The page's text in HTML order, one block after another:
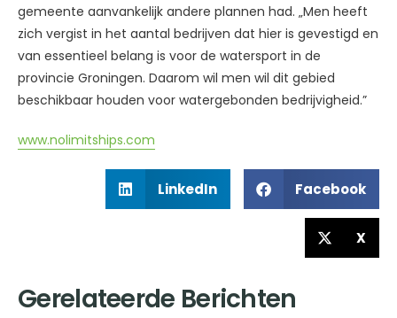
gemeente aanvankelijk andere plannen had. „Men heeft
zich vergist in het aantal bedrijven dat hier is gevestigd en
van essentieel belang is voor de watersport in de
provincie Groningen. Daarom wil men wil dit gebied
beschikbaar houden voor watergebonden bedrijvigheid.”
www.nolimitships.com
LinkedIn Facebook
X
Gerelateerde Berichten